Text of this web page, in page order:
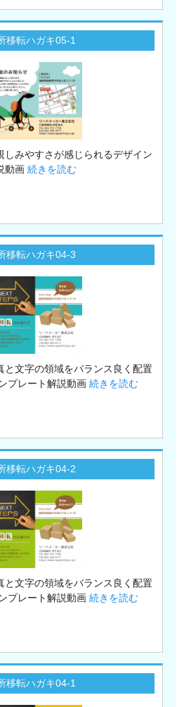
移転ハガキ05-1
しみやすさが感じられるデザイン
動画続きを読む
移転ハガキ04-3
と文字の領域をバランス良く配置
プレート解説動画続きを読む
移転ハガキ04-2
と文字の領域をバランス良く配置
プレート解説動画続きを読む
移転ハガキ04-1